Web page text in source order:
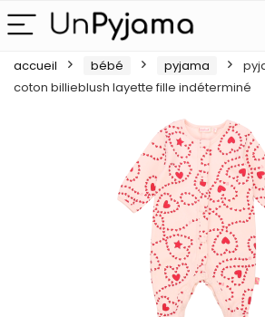
accueil bébé pyjama
coton billieblush layette fille indéterminé